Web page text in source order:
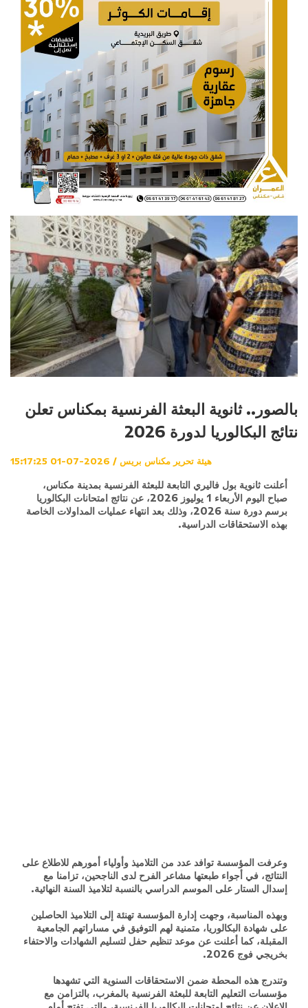
بالصور.. ثانوية البعثة الفرنسية بمكناس تعلن
نتائج البكالوريا لدورة 2026
هيئة تحرير مكناس بريس / 2026-07-01 15:17:25
أعلنت ثانوية بول فاليري التابعة للبعثة الفرنسية بمدينة مكناس،
صباح اليوم الأربعاء 1 يوليوز 2026، عن نتائج امتحانات البكالوريا
برسم دورة سنة 2026، وذلك بعد انتهاء عمليات المداولات الخاصة
بهذه الاستحقاقات الدراسية.
وعرفت المؤسسة توافد عدد من التلاميذ وأولياء أمورهم للاطلاع على
النتائج، في أجواء طبعتها مشاعر الفرح لدى الناجحين، تزامنا مع
إسدال الستار على الموسم الدراسي بالنسبة لتلاميذ السنة النهائية.
وبهذه المناسبة، وجهت إدارة المؤسسة تهنئة إلى التلاميذ الحاصلين
على شهادة البكالوريا، متمنية لهم التوفيق في مساراتهم الجامعية
المقبلة، كما أعلنت عن موعد تنظيم حفل لتسليم الشهادات والاحتفاء
بخريجي فوج 2026.
وتندرج هذه المحطة ضمن الاستحقاقات السنوية التي تشهدها
مؤسسات التعليم التابعة للبعثة الفرنسية بالمغرب، بالتزامن مع